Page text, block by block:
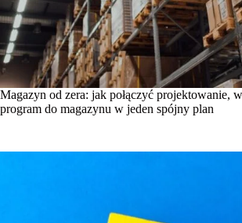
Magazyn od zera: jak połączyć projektowanie,
program do magazynu w jeden spójny plan